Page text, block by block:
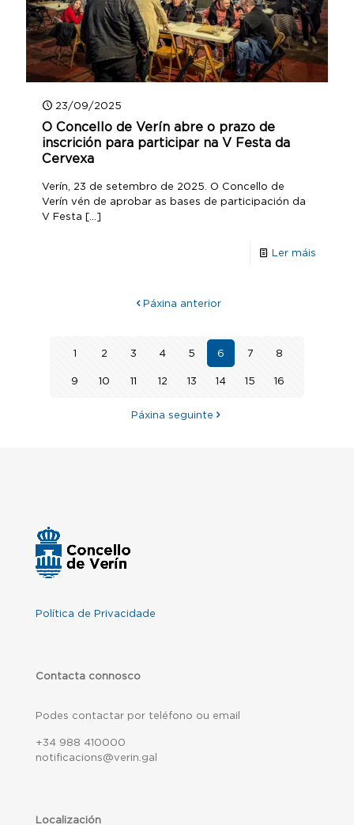
23/09/2025
O Concello de Verín abre o prazo de
inscrición para participar na V Festa da
Cervexa
Verín, 23 de setembro de 2025. O Concello de
Verín vén de aprobar as bases de participación da
V Festa […]
Ler máis
Páxina anterior
1 2 3 4 5 6 7 8
9 10 11 12 13 14 15 16
Páxina seguinte
Política de Privacidade
Contacta connosco
Podes contactar por teléfono ou email
+34 988 410000
notificacions@verin.gal
Localización